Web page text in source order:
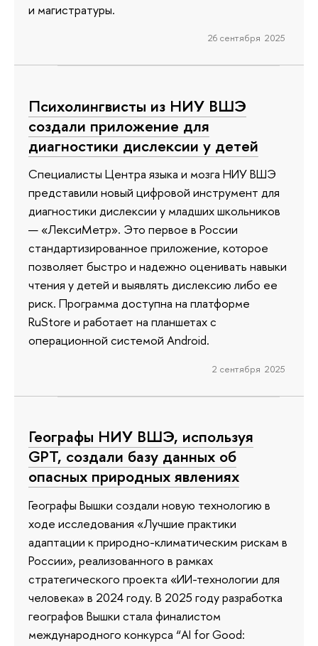
и магистратуры.
26 сентября 2025
Психолингвисты из НИУ ВШЭ
создали приложение для
диагностики дислексии у детей
Специалисты Центра языка и мозга НИУ ВШЭ
представили новый цифровой инструмент для
диагностики дислексии у младших школьников
— «ЛексиМетр». Это первое в России
стандартизированное приложение, которое
позволяет быстро и надежно оценивать навыки
чтения у детей и выявлять дислексию либо ее
риск. Программа доступна на платформе
RuStore и работает на планшетах с
операционной системой Android.
2 сентября 2025
Географы НИУ ВШЭ, используя
GPT, создали базу данных об
опасных природных явлениях
Географы Вышки создали новую технологию в
ходе исследования «Лучшие практики
адаптации к природно-климатическим рискам в
России», реализованного в рамках
стратегического проекта «ИИ-технологии для
человека» в 2024 году. В 2025 году разработка
географов Вышки стала финалистом
международного конкурса “AI for Good: